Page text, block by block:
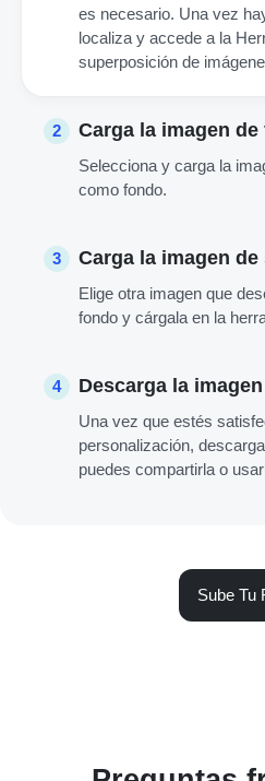
es necesario. Una vez
localiza y accede a la
superposición de
2 Carga la imagen
Selecciona y carga la
como fondo.
3 Carga la imagen
Elige otra imagen que
fondo y cárgala en la
4 Descarga la
Una vez que estés
personalización,
puedes compartirla o
Sube Tu